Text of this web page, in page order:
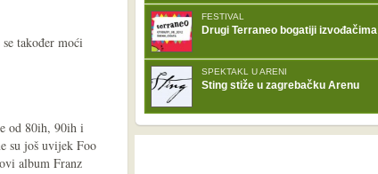
također moći
od 80ih, 90ih i
su još uvijek Foo
album Franz
FESTIVAL
Drugi Terraneo bogatiji izvođačima
SPEKTAKL U ARENI
Sting stiže u zagrebačku Arenu